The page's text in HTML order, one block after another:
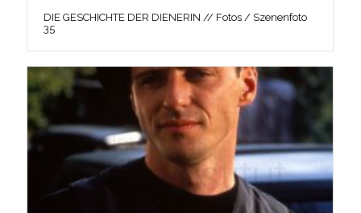
DIE GESCHICHTE DER DIENERIN // Fotos / Szenenfoto
35